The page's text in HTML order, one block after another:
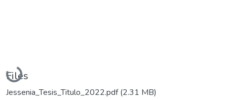
Loading...
Files
Jessenia_Tesis_Titulo_2022.pdf(2.31 MB)